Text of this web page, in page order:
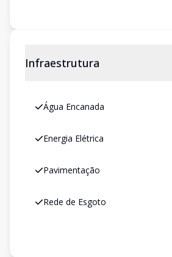
Infraestrutura
Água Encanada
Energia Elétrica
Pavimentação
Rede de Esgoto